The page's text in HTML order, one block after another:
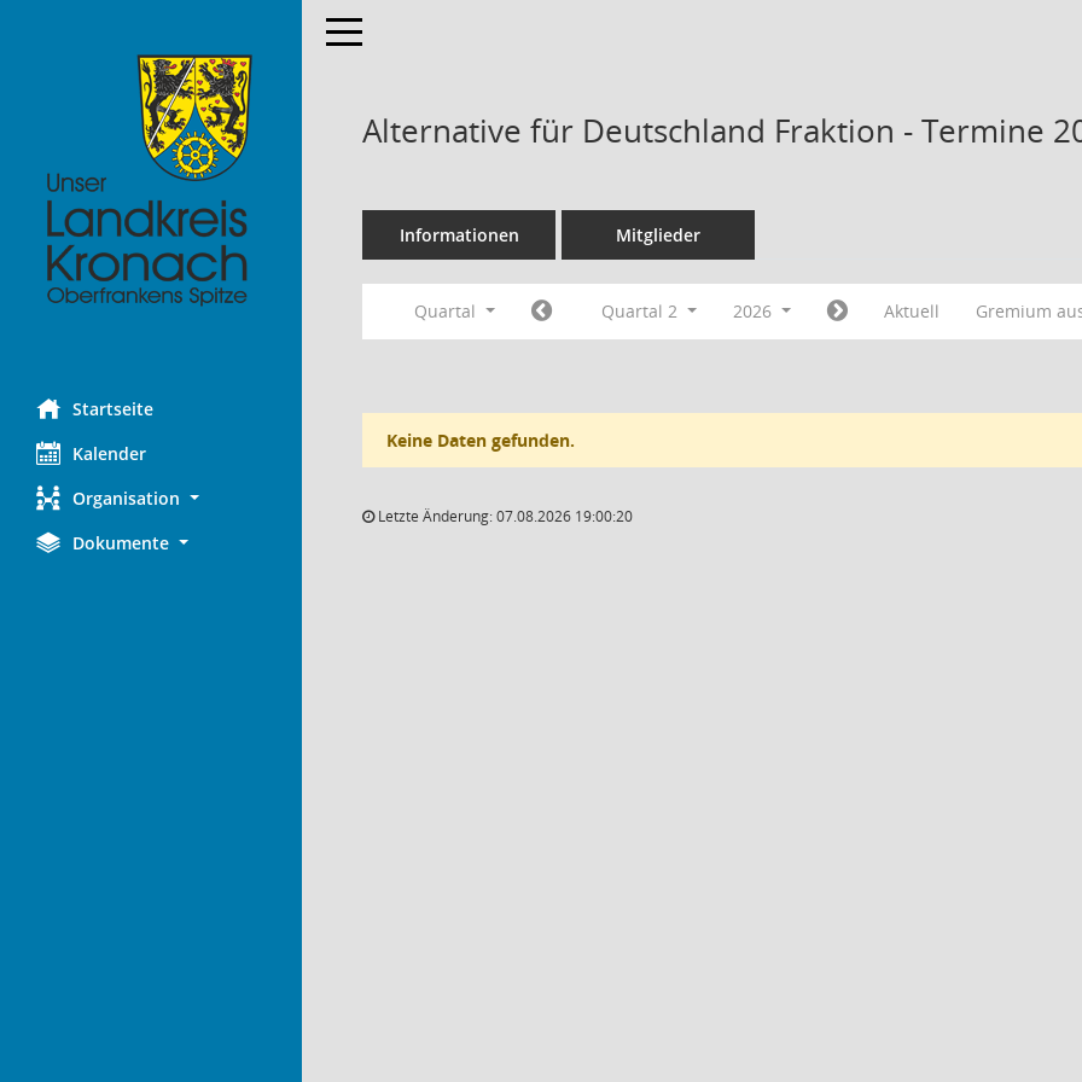
Startseite
Kalender
Organisation
Dokumente
Toggle navigation
Alternative für Deutschland Fraktion - Termine
Informationen Mitglieder
Quartal Quartal 2 2026 Aktuell Gremium
Keine Daten gefunden.
Letzte Änderung: 07.08.2026 19:00:20